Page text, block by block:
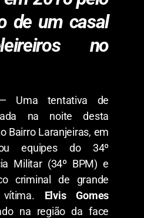
de um casal
no
tentativa de
na noite desta
Bairro Laranjeiras, em
equipes do 34º
Militar (34º BPM) e
criminal de grande
vítima. Elvis Gomes
na região da face